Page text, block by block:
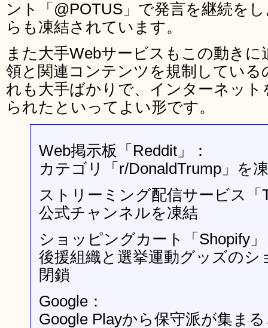
ント「@POTUS」で発言を継続を
らも凍結されています。
また大手Webサービスもこの動き
領と関連コンテンツを規制してい
れも大手ばかりで、インターネッ
られたといってよい形です。
Web掲示板「Reddit」：
カテゴリ「r/DonaldTrump」を
ストリーミング配信サービス「
公式チャンネルを凍結
ショッピングカート「Shopify
後援組織と選挙運動グッズの
閉鎖
Google：
Google Playから保守派が集ま